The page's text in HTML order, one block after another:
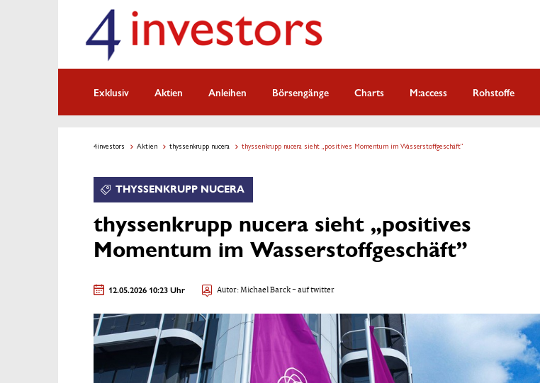
Exklusiv Aktien Anleihen Börsengänge Charts M:access Rohstoffe
4investors Aktien thyssenkrupp nucera thyssenkrupp nucera sieht „positives Momentum im Wasserstoffgeschäft”
THYSSENKRUPP NUCERA
thyssenkrupp nucera sieht „positives
Momentum im Wasserstoffgeschäft”
12.05.2026 10:23 Uhr Autor:Michael Barck- auf twitter